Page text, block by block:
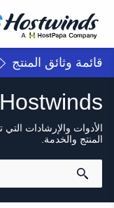
قائمة وثائق المنتج
Hostwinds وثائق المنتج
المنتج والخدمة.